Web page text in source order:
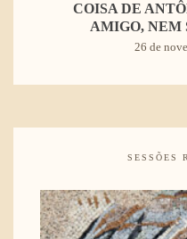
COISA DE
AMIGO, NEM
26 de
SESSÕES